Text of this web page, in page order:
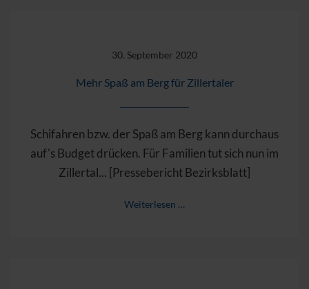
30. September 2020
Mehr Spaß am Berg für Zillertaler
Schifahren bzw. der Spaß am Berg kann durchaus
auf's Budget drücken. Für Familien tut sich nun im
Zillertal... [Pressebericht Bezirksblatt]
Weiterlesen …